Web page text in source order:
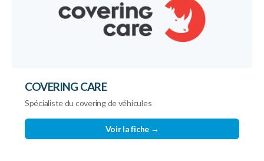
COVERING CARE
Spécialiste du covering de véhicules
Voir la fiche →